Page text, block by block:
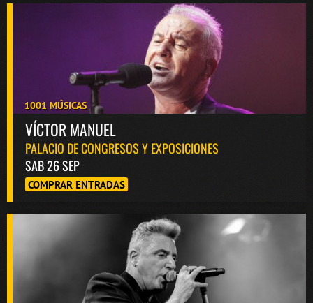
1001 MÚSICAS
VÍCTOR MANUEL
PALACIO DE CONGRESOS Y EXPOSICIONES
SAB 26 SEP
COMPRAR ENTRADAS